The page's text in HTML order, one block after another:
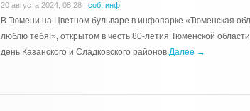
20 августа 2024, 08:28 | соб. инф
В Тюмени на Цветном бульваре в инфопарке «Тюменская
люблю тебя!», открытом в честь 80-летия Тюменской
день Казанского и Сладковского районов.Далее →